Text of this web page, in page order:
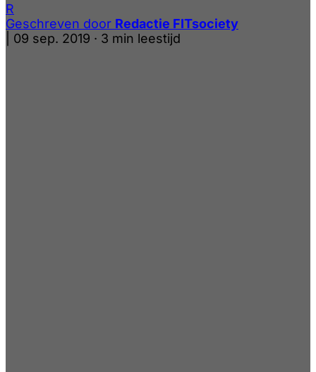
R
Geschreven door Redactie FITsociety
09 sep. 2019 · 3 min leestijd